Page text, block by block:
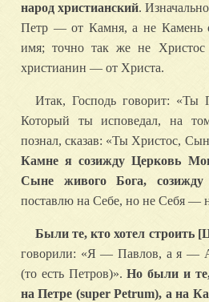
народ христианский.
Петр — от Камня, а не Камень
имя; точно так же не
христианин — от Христа.
Итак, Господь говорит:
Который ты исповедал, на
познал, сказав: «Ты Христос,
Камне я созижду Церковь
Сыне живого Бога,
поставлю на Себе, но не Себя —
Были те, кто хотел строить
говорили: «Я — Павлов, а я —
(то есть Петров)».Но были и те,
на Петре (super Petrum), а на